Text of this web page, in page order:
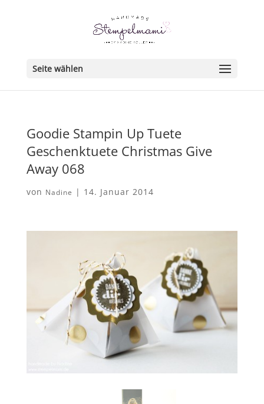
Seite wählen
Goodie Stampin Up Tuete
Geschenktuete Christmas Give
Away 068
von Nadine | 14. Januar 2014